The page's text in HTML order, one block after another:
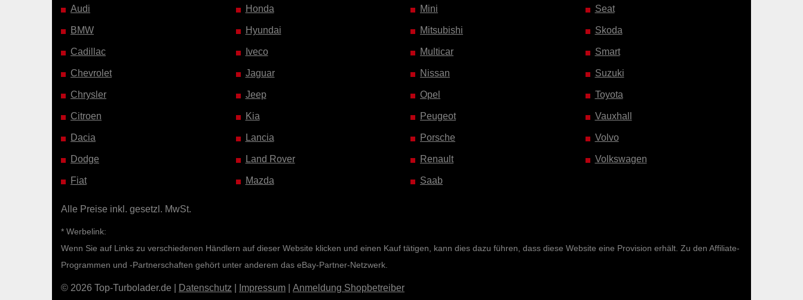
Audi
BMW
Cadillac
Chevrolet
Chrysler
Citroen
Dacia
Dodge
Fiat
Honda
Hyundai
Iveco
Jaguar
Jeep
Kia
Lancia
Land Rover
Mazda
Mini
Mitsubishi
Multicar
Nissan
Opel
Peugeot
Porsche
Renault
Saab
Seat
Skoda
Smart
Suzuki
Toyota
Vauxhall
Volvo
Volkswagen
Alle Preise inkl. gesetzl. MwSt.
* Werbelink:
Wenn Sie auf Links zu verschiedenen Händlern auf dieser Website klicken und einen Kauf tätigen, kann dies dazu führen, dass diese Website eine Provision erhält. Zu den Affiliate-
Programmen und -Partnerschaften gehört unter anderem das eBay-Partner-Netzwerk.
© 2026 Top-Turbolader.de | Datenschutz Impressum Anmeldung Shopbetreiber